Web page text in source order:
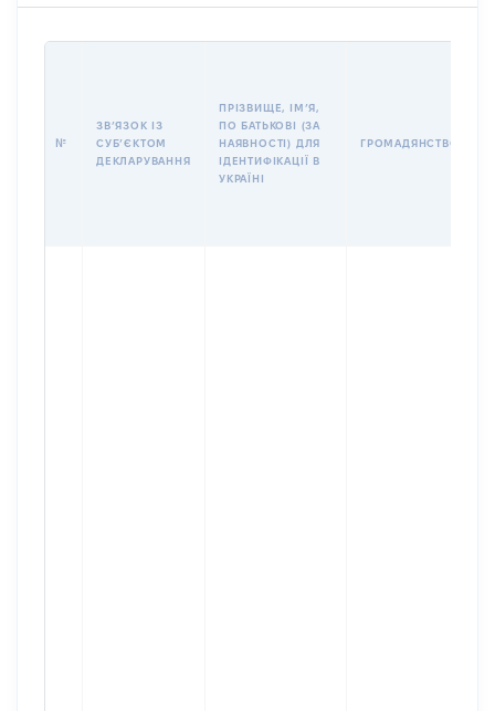
№
ЗВʼЯЗОК ІЗ
СУБʼЄКТОМ
ДЕКЛАРУВАННЯ
ПРІЗВИЩЕ, ІМʼЯ,
ПО БАТЬКОВІ (ЗА
НАЯВНОСТІ) ДЛЯ
ІДЕНТИФІКАЦІЇ В
УКРАЇНІ
ГРОМАДЯНСТВО